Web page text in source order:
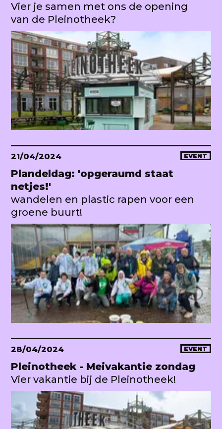
Vier je samen met ons de opening
van de Pleinotheek?
21/04/2024 EVENT
Plandeldag: 'opgeraumd staat
netjes!'
wandelen en plastic rapen voor een
groene buurt!
28/04/2024 EVENT
Pleinotheek - Meivakantie zondag
Vier vakantie bij de Pleinotheek!